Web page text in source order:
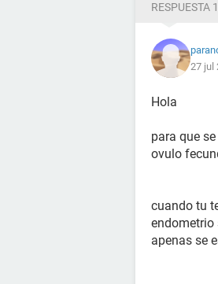
RESPUESTA
27 jul
Hola
para que
ovulo
cuando tu
endometrio
apenas se